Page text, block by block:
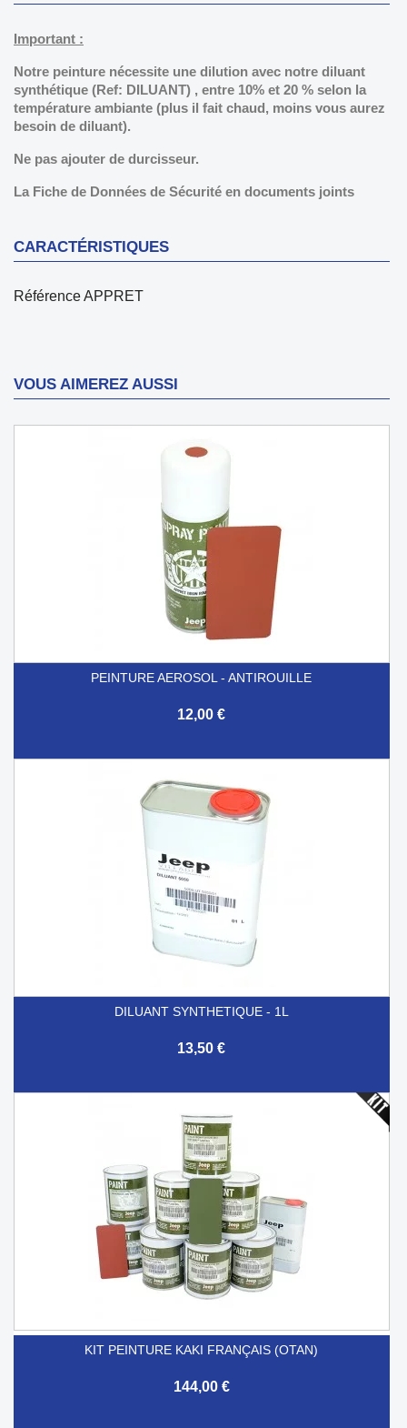
Important :
Notre peinture nécessite une dilution avec notre diluant
synthétique (Ref: DILUANT) , entre 10% et 20 % selon la
température ambiante (plus il fait chaud, moins vous aurez
besoin de diluant).
Ne pas ajouter de durcisseur.
La Fiche de Données de Sécurité en documents joints
CARACTÉRISTIQUES
RéférenceAPPRET
VOUS AIMEREZ AUSSI
PEINTURE AEROSOL - ANTIROUILLE
12,00 €
DILUANT SYNTHETIQUE - 1L
13,50 €
KIT PEINTURE KAKI FRANÇAIS (OTAN)
144,00 €